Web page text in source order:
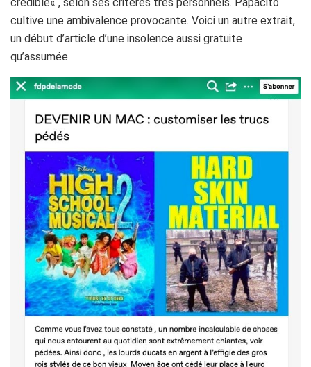
cultive une ambivalence provocante. Voici un autre extrait,
un début d’article d’une insolence aussi gratuite
qu’assumée.